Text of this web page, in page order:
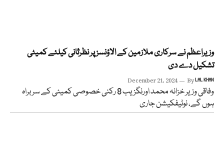
وزیراعظم نے سرکاری ملازمین کے الاؤنسز پر نظرثانی کیلئے کمیٹی
تشکیل دے دی
December 21, 2024 ByLAL KHAN
وفاقی وزیر خزانہ محمد اورنگزیب 8 رکنی خصوصی کمیٹی کے سربراہ
ہوں گے، نوٹیفکیشن جاری